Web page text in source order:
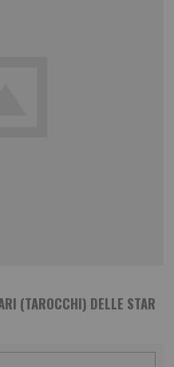
(TAROCCHI) DELLE STAR